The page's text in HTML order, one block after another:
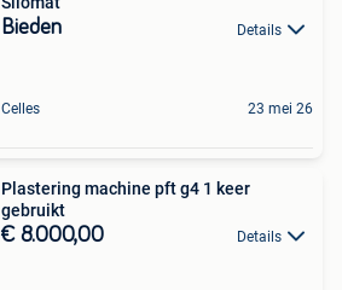
Bieden Details
Celles 23 mei 26
Plastering machine pft g4 1 keer
gebruikt
€ 8.000,00 Details